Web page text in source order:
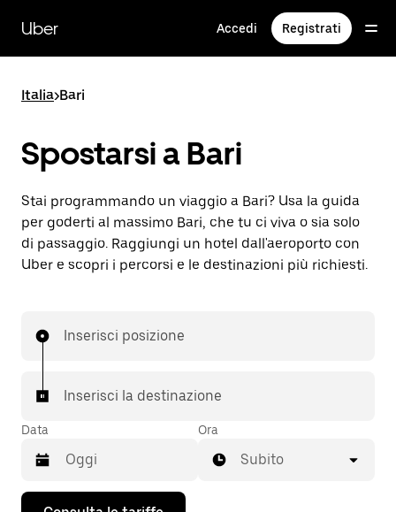
contenuto
principale
Uber Accedi Registrati
Italia>Bari
Spostarsi a Bari
Stai programmando un viaggio a Bari? Usa la guida
per goderti al massimo Bari, che tu ci viva o sia solo
di passaggio. Raggiungi un hotel dall'aeroporto con
Uber e scopri i percorsi e le destinazioni più richiesti.
Inserisci posizione
Inserisci la destinazione
Data
Utilizza
Ora
Subito